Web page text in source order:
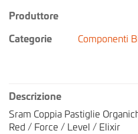
Produttore
Categorie
Componenti
Descrizione
Sram Coppia Pastiglie
Red / Force / Level / Elixir